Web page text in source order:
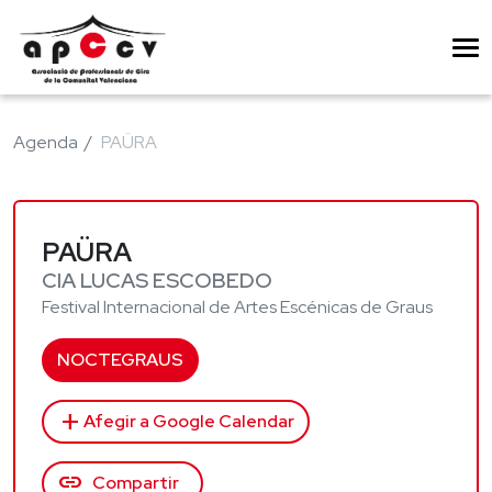
Agenda PAÜRA
PAÜRA
CIA LUCAS ESCOBEDO
Festival Internacional de Artes Escénicas de Graus
NOCTEGRAUS
add Afegir a Google Calendar
link Compartir